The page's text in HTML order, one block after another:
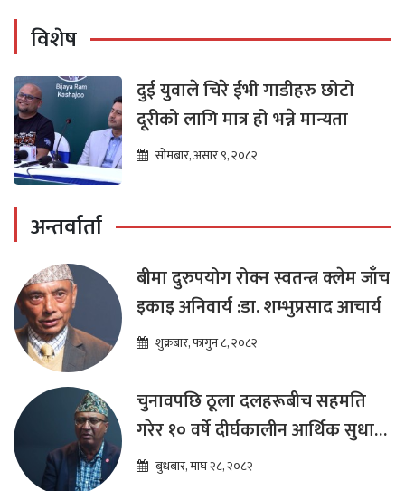
विशेष
दुई युवाले चिरे ईभी गाडीहरु छोटो
दूरीको लागि मात्र हो भन्ने मान्यता
सोमबार, असार ९, २०८२
अन्तर्वार्ता
बीमा दुरुपयोग रोक्न स्वतन्त्र क्लेम जाँच
इकाइ अनिवार्य :डा. शम्भुप्रसाद आचार्य
शुक्रबार, फागुन ८, २०८२
चुनावपछि ठूला दलहरूबीच सहमति
गरेर १० वर्षे दीर्घकालीन आर्थिक सुधार
कार्यक्रम ल्याउनुपर्छ : हेमराज ढकाल
बुधबार, माघ २८, २०८२